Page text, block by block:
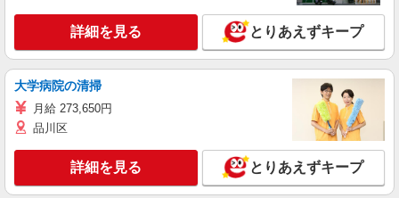
詳細を見る とりあえずキープ
大学病院の清掃
月給 273,650円
品川区
詳細を見る とりあえずキープ